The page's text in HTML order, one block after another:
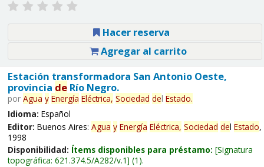
Hacer reserva
Agregar al carrito
Estación transformadora San Antonio Oeste,
provincia deRío Negro.
por Agua y Energía Eléctrica, Sociedad del Estado.
Idioma: Español
Editor: Buenos Aires: Agua y Energía Eléctrica, Sociedad del Estado,
1998
Disponibilidad: Ítems disponibles para préstamo: Signatura
topográfica: 621.374.5/A282/v.1 (1).